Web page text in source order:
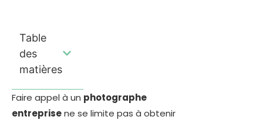
Faire appel à un photographe
entreprisene se limite pas à obtenir
Table
des
matières